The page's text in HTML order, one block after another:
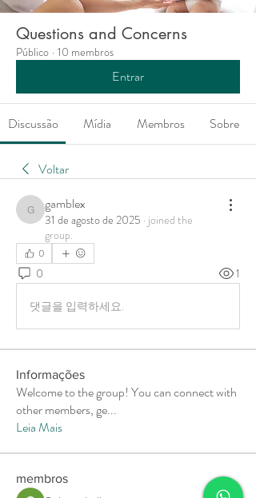
Questions and Concerns
Público · 10 membros
Entrar
Discussão Mídia Membros Sobre
Voltar
gamblex
gamblex
31 de agosto de 2025 · joined the
group.
0
0 1
댓글을 입력하세요.
Informações
Welcome to the group! You can connect with
other members, ge...
Leia Mais
membros